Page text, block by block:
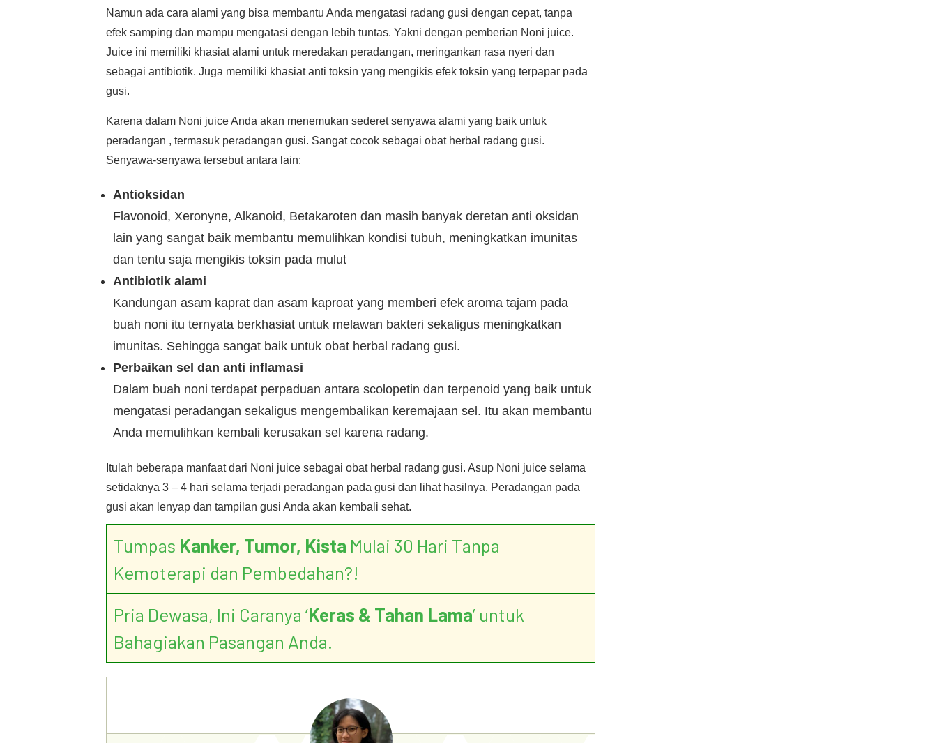
Namun ada cara alami yang bisa membantu Anda mengatasi radang gusi dengan cepat, tanpa
efek samping dan mampu mengatasi dengan lebih tuntas. Yakni dengan pemberian Noni juice.
Juice ini memiliki khasiat alami untuk meredakan peradangan, meringankan rasa nyeri dan
sebagai antibiotik. Juga memiliki khasiat anti toksin yang mengikis efek toksin yang terpapar pada
gusi.
Karena dalam Noni juice Anda akan menemukan sederet senyawa alami yang baik untuk
peradangan , termasuk peradangan gusi. Sangat cocok sebagai obat herbal radang gusi.
Senyawa-senyawa tersebut antara lain:
Antioksidan
Flavonoid, Xeronyne, Alkanoid, Betakaroten dan masih banyak deretan anti oksidan
lain yang sangat baik membantu memulihkan kondisi tubuh, meningkatkan imunitas
dan tentu saja mengikis toksin pada mulut
Antibiotik alami
Kandungan asam kaprat dan asam kaproat yang memberi efek aroma tajam pada
buah noni itu ternyata berkhasiat untuk melawan bakteri sekaligus meningkatkan
imunitas. Sehingga sangat baik untuk obat herbal radang gusi.
Perbaikan sel dan anti inflamasi
Dalam buah noni terdapat perpaduan antara scolopetin dan terpenoid yang baik untuk
mengatasi peradangan sekaligus mengembalikan keremajaan sel. Itu akan membantu
Anda memulihkan kembali kerusakan sel karena radang.
Itulah beberapa manfaat dari Noni juice sebagai obat herbal radang gusi. Asup Noni juice selama
setidaknya 3 – 4 hari selama terjadi peradangan pada gusi dan lihat hasilnya. Peradangan pada
gusi akan lenyap dan tampilan gusi Anda akan kembali sehat.
Tumpas Kanker, Tumor, Kista Mulai 30 Hari Tanpa
Kemoterapi dan Pembedahan?!
Pria Dewasa, Ini Caranya ‘Keras & Tahan Lama’ untuk
Bahagiakan Pasangan Anda.